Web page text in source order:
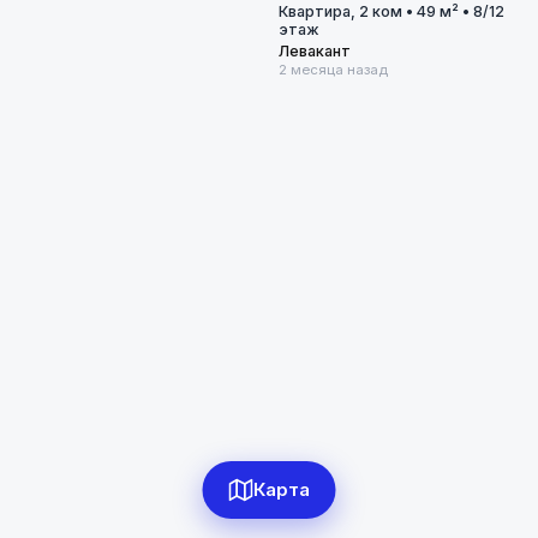
Применить фильтры
Карта
Квартира, 2 ком • 49 м² • 8/12
этаж
Левакант
2 месяца назад